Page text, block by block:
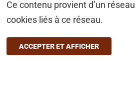
Ce contenu provient d’un
cookies liés à ce réseau.
ACCEPTER ET AFFICHER